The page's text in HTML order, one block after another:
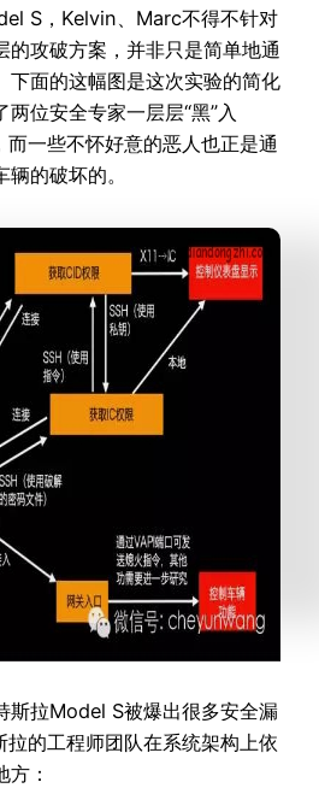
S，Kelvin、Marc不得不针对
的攻破方案，并非只是简单地通
下面的这幅图是这次实验的简化
位安全专家一层层“黑”入
一些不怀好意的恶人也正是通
的破坏的。
斯拉Model S被爆出很多安全漏
的工程师团队在系统架构上依
：